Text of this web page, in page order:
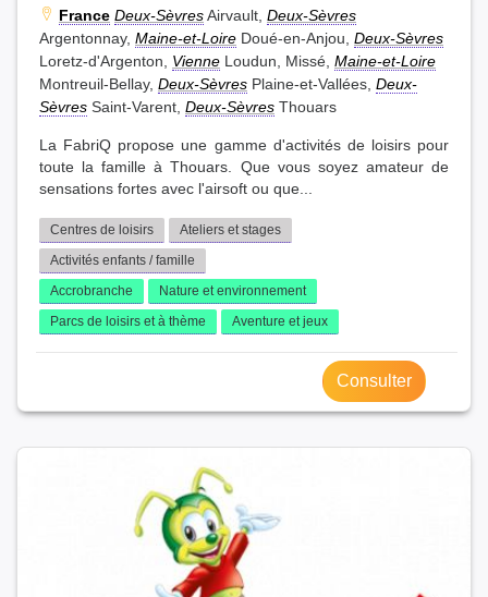
France Deux-SèvresAirvault, Deux-Sèvres
Argentonnay, Maine-et-Loire Doué-en-Anjou, Deux-Sèvres
Loretz-d'Argenton, Vienne Loudun, Missé, Maine-et-Loire
Montreuil-Bellay, Deux-Sèvres Plaine-et-Vallées, Deux-
Sèvres Saint-Varent, Deux-Sèvres Thouars
La FabriQ propose une gamme d'activités de loisirs pour
toute la famille à Thouars. Que vous soyez amateur de
sensations fortes avec l'airsoft ou que...
Centres de loisirs
Ateliers et stages
Activités enfants / famille
Accrobranche
Nature et environnement
Parcs de loisirs et à thème
Aventure et jeux
Consulter